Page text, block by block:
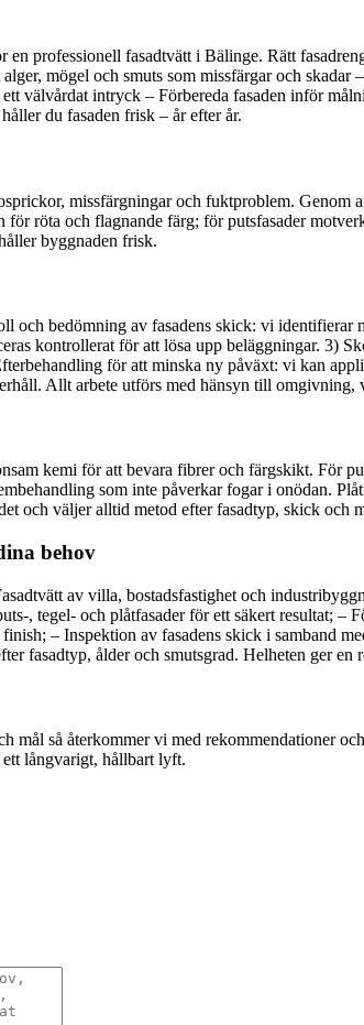
professionell fasadtvätt i Bälinge. Rätt
mögel och smuts som missfärgar och
välvårdat intryck – Förbereda fasaden inför
du fasaden frisk – år efter år.
missfärgningar och fuktproblem. Genom
röta och flagnande färg; för putsfasader
byggnaden frisk.
bedömning av fasadens skick: vi
kontrollerat för att lösa upp beläggningar. 3)
för att minska ny påväxt: vi kan
Allt arbete utförs med hänsyn till omgivning,
kemi för att bevara fibrer och färgskikt. För
som inte påverkar fogar i onödan.
och väljer alltid metod efter fasadtyp, skick
behov
av villa, bostadsfastighet och
, tegel- och plåtfasader för ett säkert resultat;
– Inspektion av fasadens skick i samband
fasadtyp, ålder och smutsgrad. Helheten ger en
mål så återkommer vi med rekommendationer
långvarigt, hållbart lyft.